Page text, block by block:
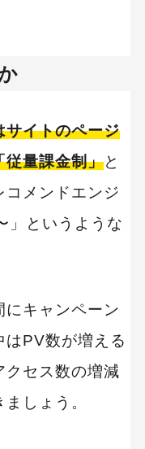
サイトのページ
従量課金制」と
コメンドエンジ
」というような
にキャンペーン
はPV数が増える
クセス数の増減
しょう。